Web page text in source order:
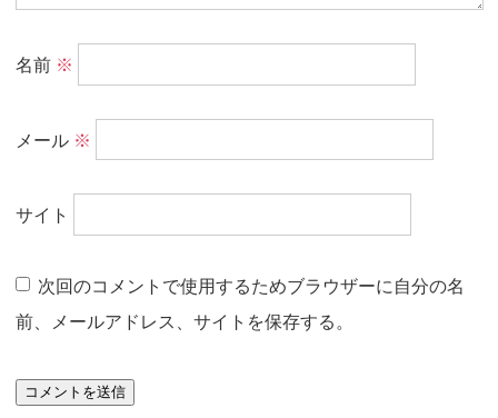
名前 ※
メール ※
サイト
次回のコメントで使用するためブラウザーに自分の名
前、メールアドレス、サイトを保存する。